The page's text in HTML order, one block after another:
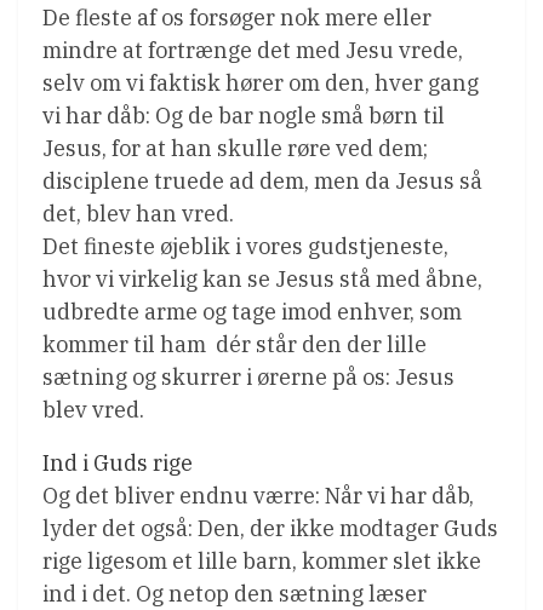
De fleste af os forsøger nok mere eller
mindre at fortrænge det med Jesu vrede,
selv om vi faktisk hører om den, hver gang
vi har dåb: Og de bar nogle små børn til
Jesus, for at han skulle røre ved dem;
disciplene truede ad dem, men da Jesus så
det, blev han vred.
Det fineste øjeblik i vores gudstjeneste,
hvor vi virkelig kan se Jesus stå med åbne,
udbredte arme og tage imod enhver, som
kommer til ham  dér står den der lille
sætning og skurrer i ørerne på os: Jesus
blev vred.
Ind i Guds rige
Og det bliver endnu værre: Når vi har dåb,
lyder det også: Den, der ikke modtager Guds
rige ligesom et lille barn, kommer slet ikke
ind i det. Og netop den sætning læser